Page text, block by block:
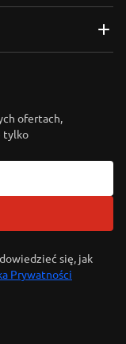
ofertach,
tylko
się, jak
Prywatności